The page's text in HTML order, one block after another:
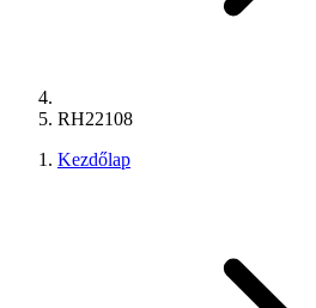
RH22108
Kezdőlap